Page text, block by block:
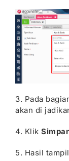
3. Pada
akan di
4. Klik
5. Hasil